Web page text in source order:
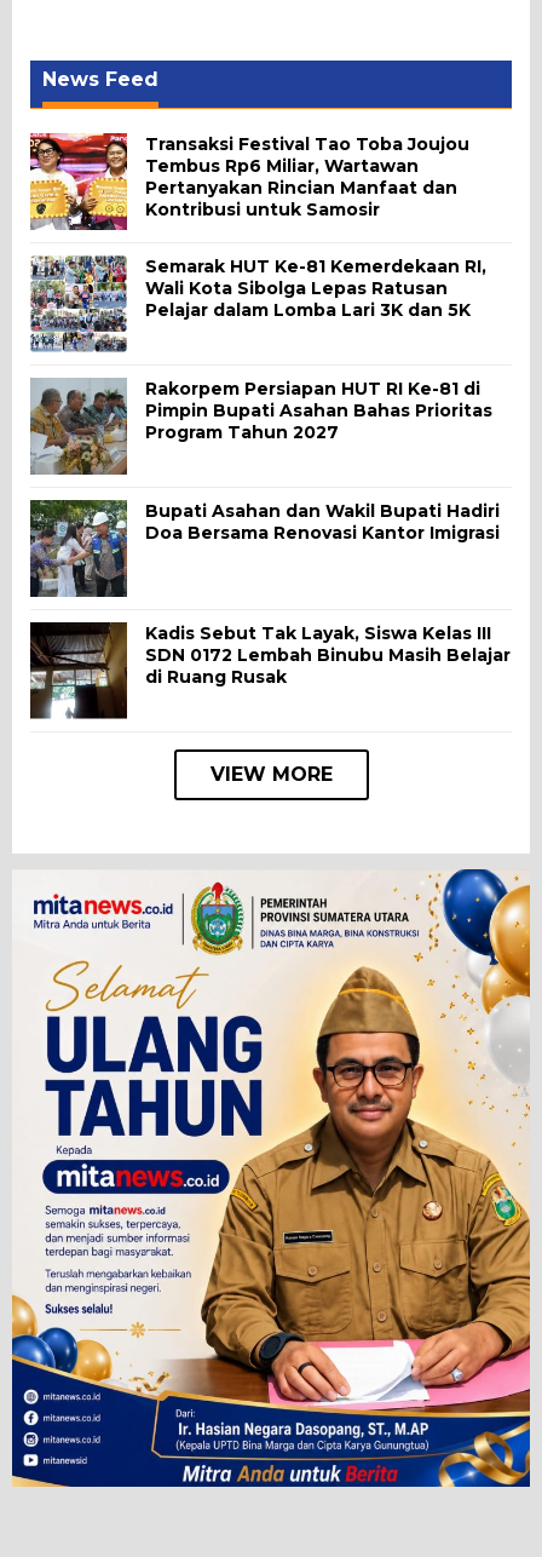
News Feed
Transaksi Festival Tao Toba Joujou
Tembus Rp6 Miliar, Wartawan
Pertanyakan Rincian Manfaat dan
Kontribusi untuk Samosir
Semarak HUT Ke-81 Kemerdekaan RI,
Wali Kota Sibolga Lepas Ratusan
Pelajar dalam Lomba Lari 3K dan 5K
Rakorpem Persiapan HUT RI Ke-81 di
Pimpin Bupati Asahan Bahas Prioritas
Program Tahun 2027
Bupati Asahan dan Wakil Bupati Hadiri
Doa Bersama Renovasi Kantor Imigrasi
Kadis Sebut Tak Layak, Siswa Kelas III
SDN 0172 Lembah Binubu Masih Belajar
di Ruang Rusak
VIEW MORE